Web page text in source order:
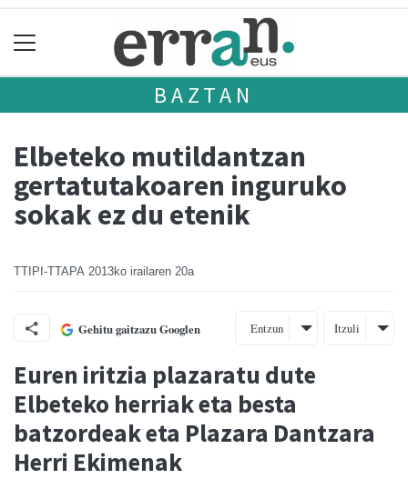
BAZTAN
Elbeteko mutildantzan
gertatutakoaren inguruko
sokak ez du etenik
TTIPI-TTAPA 2013ko irailaren 20a
Gehitu gaitzazu Googlen Entzun Itzuli
Euren iritzia plazaratu dute
Elbeteko herriak eta besta
batzordeak eta Plazara Dantzara
Herri Ekimenak